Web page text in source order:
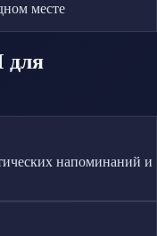
месте
для
напоминаний и